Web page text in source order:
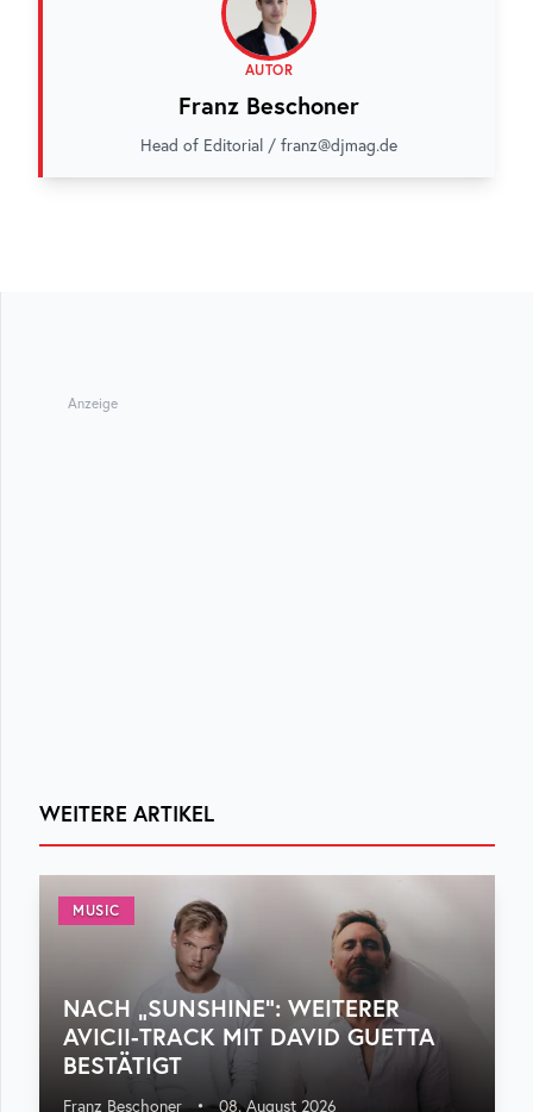
AUTOR
Franz Beschoner
Head of Editorial / franz@djmag.de
Anzeige
WEITERE ARTIKEL
MUSIC
NACH „SUNSHINE“: WEITERER
AVICII-TRACK MIT DAVID GUETTA
BESTÄTIGT
Franz Beschoner • 08. August 2026